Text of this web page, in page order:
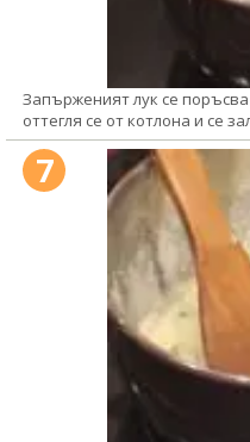
Запърженият лук се
оттегля се от котлона и се
7